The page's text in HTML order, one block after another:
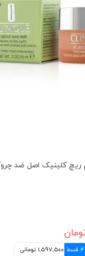
4 قسط 1,597,500 تومانی